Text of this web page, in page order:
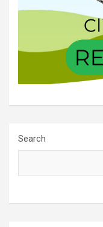
Search